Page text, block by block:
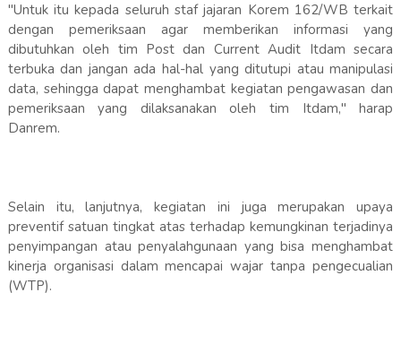
"Untuk itu kepada seluruh staf jajaran Korem 162/WB terkait
dengan pemeriksaan agar memberikan informasi yang
dibutuhkan oleh tim Post dan Current Audit Itdam secara
terbuka dan jangan ada hal-hal yang ditutupi atau manipulasi
data, sehingga dapat menghambat kegiatan pengawasan dan
pemeriksaan yang dilaksanakan oleh tim Itdam," harap
Danrem.
Selain itu, lanjutnya, kegiatan ini juga merupakan upaya
preventif satuan tingkat atas terhadap kemungkinan terjadinya
penyimpangan atau penyalahgunaan yang bisa menghambat
kinerja organisasi dalam mencapai wajar tanpa pengecualian
(WTP).